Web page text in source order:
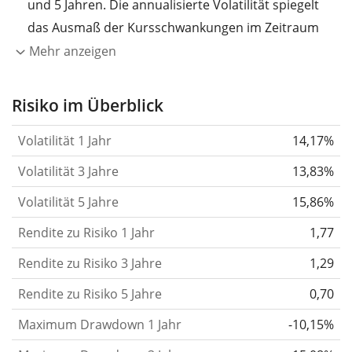
und 5 Jahren. Die annualisierte Volatilität spiegelt
das Ausmaß der Kursschwankungen im Zeitraum
eines Jahres wider.
Aktie, des ETF, usw.) in der Vergangenheit
gelten im Allgemeinen als risikoreicher. Wir
berechnen die Volatilität auf Basis der Daten der
letzten 1, 3 und 5 Jahre, damit du sehen kannst, ob
die Kursschwankungen im Laufe der Zeit stärker
oder schwächer wurden. Weitere Informationen
findest du in unserem Artikel:
Risikomaß.
Rendite pro Risikofür Zeiträume von 1, 3 und 5
Jahren. Diese Kennzahl ist definiert als die
Mehr anzeigen
Risiko im Überblick
Volatilität 1 Jahr
14,17%
Volatilität 3 Jahre
13,83%
Volatilität 5 Jahre
15,86%
Rendite zu Risiko 1 Jahr
1,77
Rendite zu Risiko 3 Jahre
1,29
Rendite zu Risiko 5 Jahre
0,70
Maximum Drawdown 1 Jahr
-10,15%